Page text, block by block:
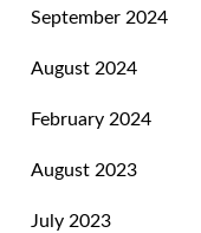
September 2024
August 2024
February 2024
August 2023
July 2023